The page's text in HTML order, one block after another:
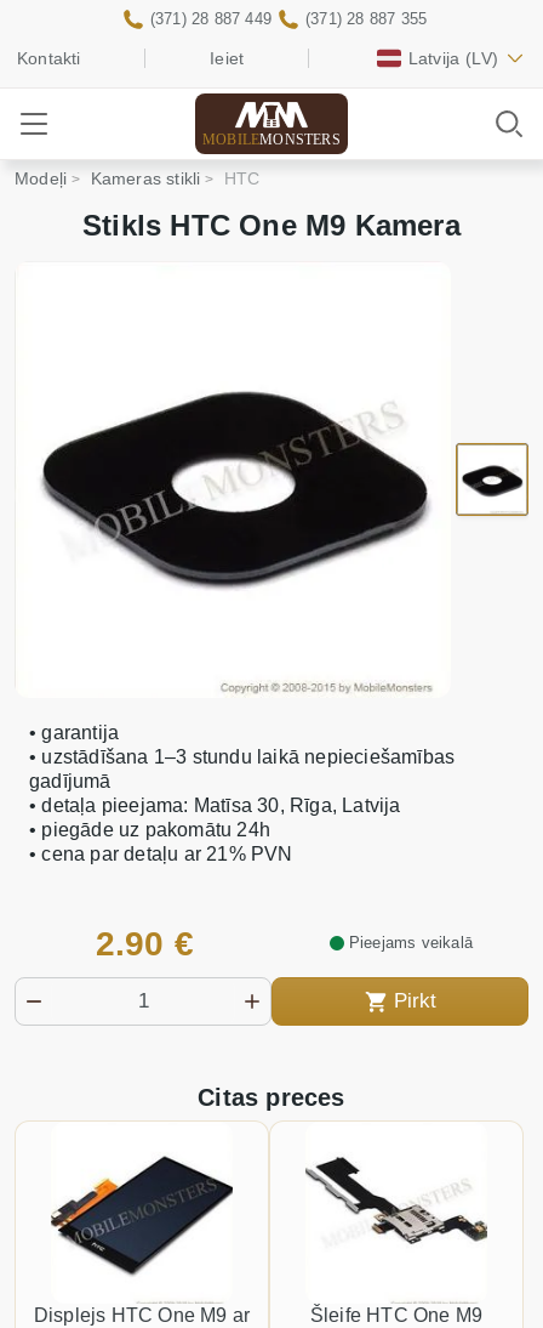
Kontakti Ieiet Latvija (LV)
(371) 28 887 449 (371) 28 887 355
MOBILEMONSTERS
Modeļi Kameras stikli HTC
Stikls HTC One M9 Kamera
2.90 €
Pirkt
Pieejams veikalā
• garantija
• uzstādīšana 1–3 stundu laikā nepieciešamības
gadījumā
• detaļa pieejama: Matīsa 30, Rīga, Latvija
• piegāde uz pakomātu 24h
• cena par detaļu ar 21% PVN
Citas preces
Displejs HTC One M9 ar
Šleife HTC One M9